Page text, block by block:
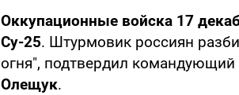
Оккупационные войска 17
Су-25. Штурмовик россиян
огня", подтвердил
Олещук.